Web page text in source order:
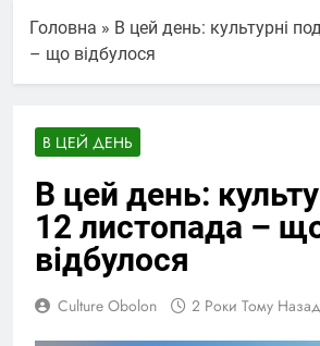
Головна » В цей день: культурні
– що відбулося
В ЦЕЙ ДЕНЬ
В цей день:
12 листопада –
відбулося
Culture Obolon 2 Роки Тому Назад